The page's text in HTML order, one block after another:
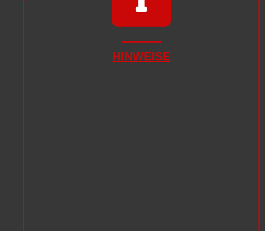
PROGRAMM und HINWEISE
HINWEISE